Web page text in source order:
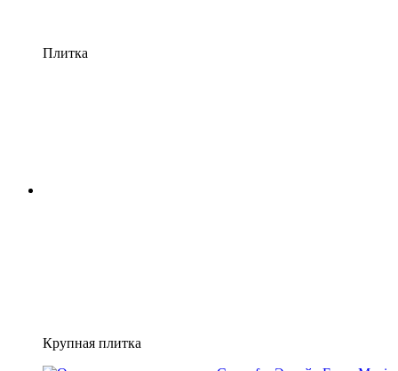
Плитка
Крупная плитка